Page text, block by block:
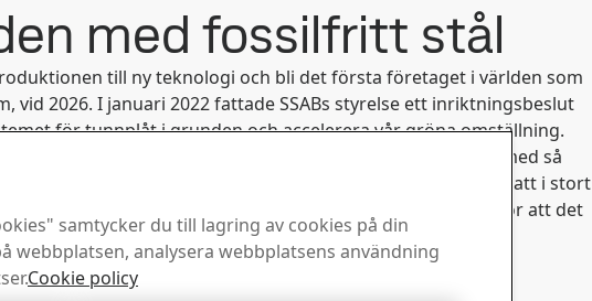
med fossilfritt stål
till ny teknologi och bli det första företaget i världen som
2026. I januari 2022 fattade SSABs styrelse ett inriktningsbeslut
för tunnplåt i grunden och accelerera vår gröna omställning.
på fossilfritt stål. Planen är att ersätta nuvarande system med så
och en förbättrad kostnadsposition. Ambitionen är att i stort
kring 2030, 15 år före tidigare kommunicerad plan. För att det
vara på plats i tid, framförallt tillgång till fossilfri el.
samtycker du till lagring av cookies på din
analysera webbplatsens användning
Cookie policy